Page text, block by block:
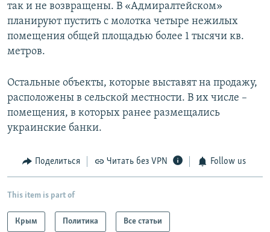
так и не возвращены. В «Адмиралтейском»
планируют пустить с молотка четыре нежилых
помещения общей площадью более 1 тысячи кв.
метров.
Остальные объекты, которые выставят на продажу,
расположены в сельской местности. В их числе –
помещения, в которых ранее размещались
украинские банки.
Поделиться Читать без VPN Follow us
This item is part of
Крым Политика Все статьи